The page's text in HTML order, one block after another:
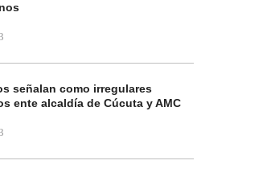
señalan como irregulares
ente alcaldía de Cúcuta y AMC